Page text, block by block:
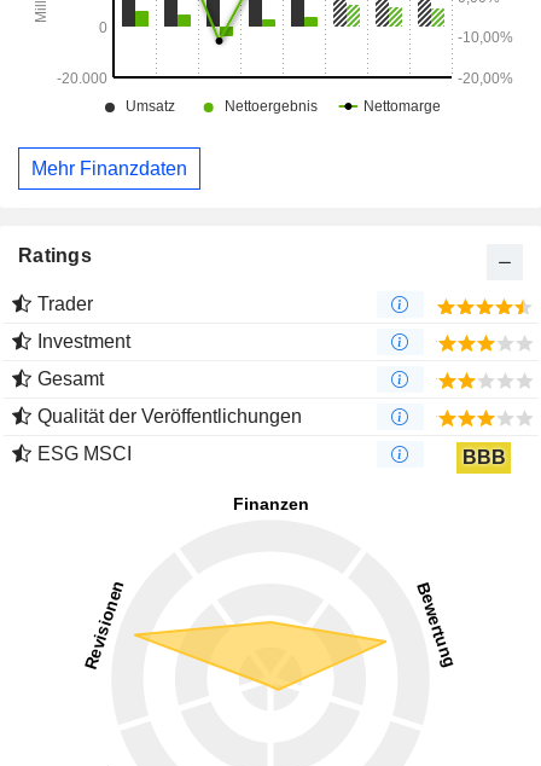
Mehr Finanzdaten
Ratings
Trader
Investment
Gesamt
Qualität der Veröffentlichungen
ESG MSCI
BBB